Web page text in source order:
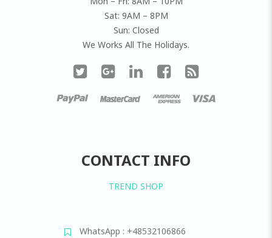
Sat: 9AM – 8PM
Sun: Closed
We Works All The Holidays.
CONTACT INFO
TREND SHOP
WhatsApp : +48532106866